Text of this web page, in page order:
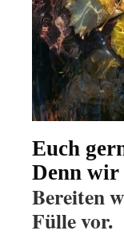
Euch
Denn wir
Bereiten
Fülle vor.